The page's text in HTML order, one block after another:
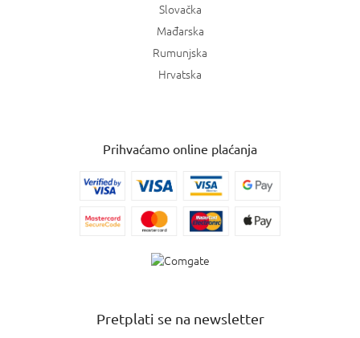
Slovačka
Mađarska
Rumunjska
Hrvatska
Prihvaćamo online plaćanja
Pretplati se na newsletter